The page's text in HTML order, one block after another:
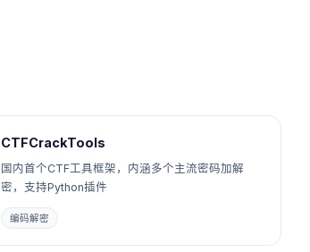
CTFCrackTools
国内首个CTF工具框架，内涵多个主流密码加解
密，支持Python插件
编码解密